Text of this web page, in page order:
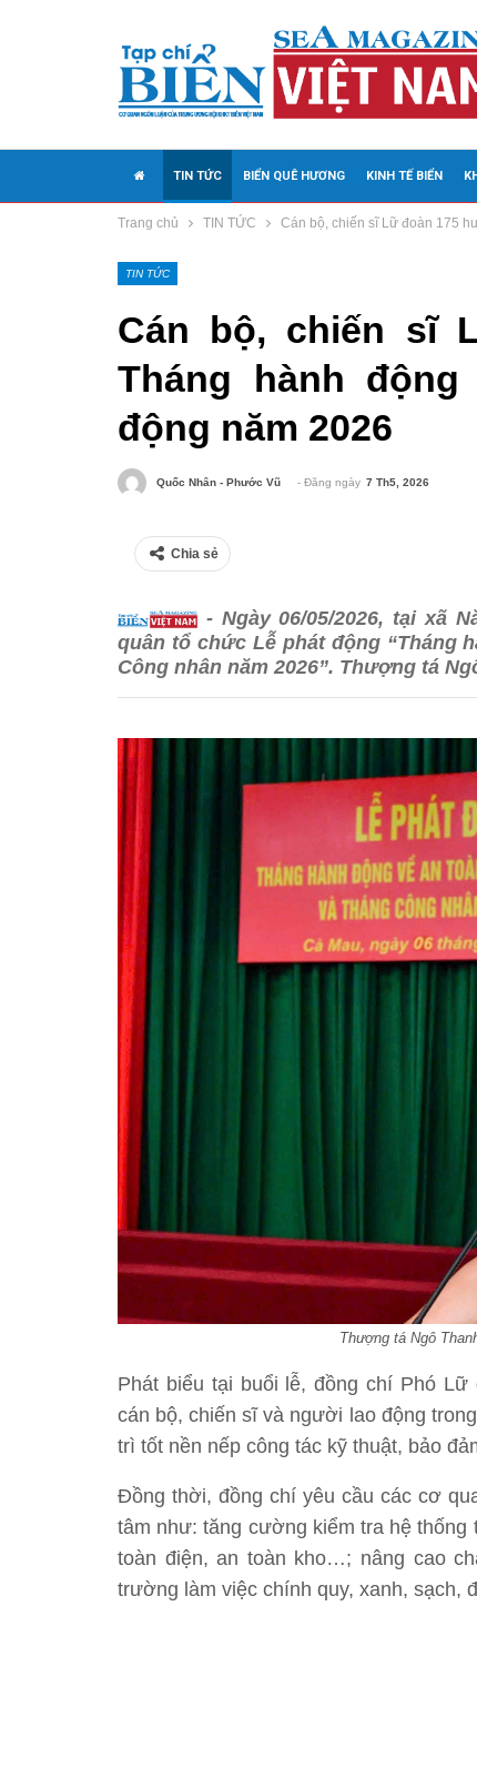
TIN TỨC BIỂN QUÊ HƯƠNG KINH TẾ BIỂN
MEDIA
Trang chủ TIN TỨC Cán bộ, chiến sĩ Lữ đoàn 175
TIN TỨC
Cán bộ, chiến sĩ
Tháng hành
động năm 2026
Quốc Nhân - Phước Vũ - Đăng ngày 7 Th5, 2026
Chia sẻ
- Ngày 06/05/2026, tại xã
quân tổ chức Lễ phát động “Tháng
Công nhân năm 2026”. Thượng tá
Thượng tá Ngô
Phát biểu tại buổi lễ, đồng chí Phó
cán bộ, chiến sĩ và người lao động
trì tốt nền nếp công tác kỹ thuật, bảo
Đồng thời, đồng chí yêu cầu các cơ
tâm như: tăng cường kiểm tra hệ thống
toàn điện, an toàn kho…; nâng cao
trường làm việc chính quy, xanh, sạch,